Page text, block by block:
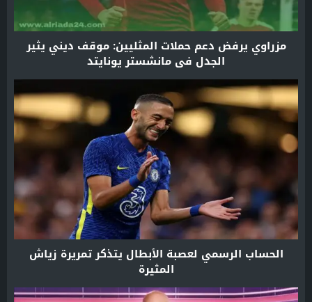
مزراوي يرفض دعم حملات المثليين: موقف ديني يثير
الجدل في مانشستر يونايتد
الحساب الرسمي لعصبة الأبطال يتذكر تمريرة زياش
المثيرة